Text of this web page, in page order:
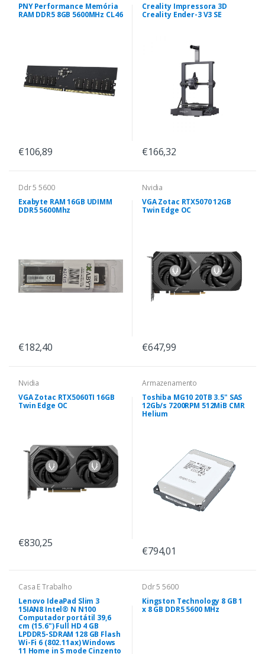
PNY Performance Memória
RAM DDR5 8GB 5600MHz CL46
€106,89
Creality Impressora 3D
Creality Ender-3 V3 SE
€166,32
Ddr 5 5600
Exabyte RAM 16GB UDIMM
DDR5 5600Mhz
€182,40
Nvidia
VGA Zotac RTX5070 12GB
Twin Edge OC
€647,99
Nvidia
VGA Zotac RTX5060TI 16GB
Twin Edge OC
€830,25
Armazenamento
Toshiba MG10 20TB 3.5" SAS
12Gb/s 7200RPM 512MiB CMR
Helium
€794,01
Casa E Trabalho
Lenovo IdeaPad Slim 3
15IAN8 Intel® N N100
Computador portátil 39,6
cm (15.6") Full HD 4 GB
LPDDR5-SDRAM 128 GB Flash
Wi-Fi 6 (802.11ax) Windows
11 Home in S mode Cinzento
Ddr 5 5600
Kingston Technology 8 GB 1
x 8 GB DDR5 5600 MHz